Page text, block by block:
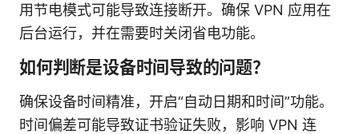
用节电模式可能导致连接断开。确保 VPN 应用在
后台运行，并在需要时关闭省电功能。
如何判断是设备时间导致的问题？
确保设备时间精准，开启“自动日期和时间”功能。
时间偏差可能导致证书验证失败，影响 VPN 连